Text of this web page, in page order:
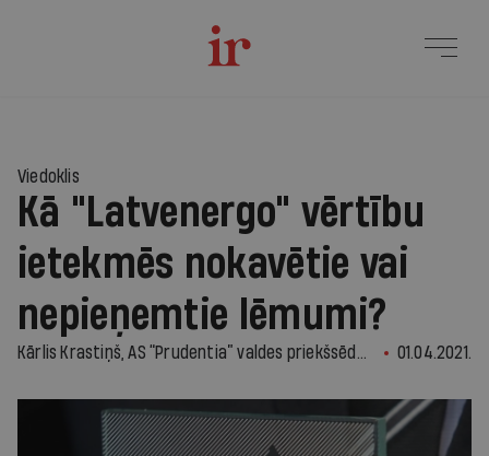
Viedoklis
Kā "Latvenergo" vērtību
ietekmēs nokavētie vai
nepieņemtie lēmumi?
Kārlis Krastiņš, AS “Prudentia” valdes priekšsēdētājs 01.04.2021.